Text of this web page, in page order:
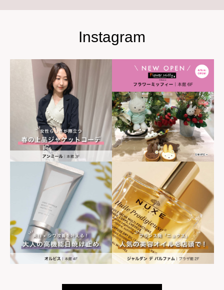
世界の山ちゃん 世界の山ちゃん
[居酒屋]
Instagram